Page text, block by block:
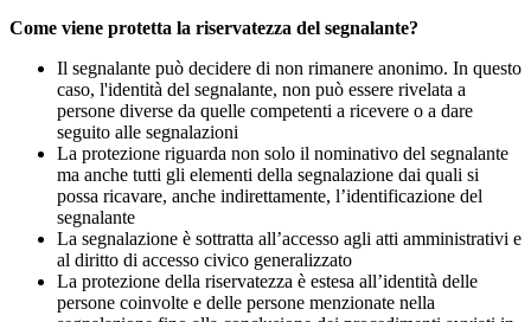
Come viene protetta la riservatezza del segnalante?
Il segnalante può decidere di non rimanere anonimo. In questo
caso, l'identità del segnalante, non può essere rivelata a
persone diverse da quelle competenti a ricevere o a dare
seguito alle segnalazioni
La protezione riguarda non solo il nominativo del segnalante
ma anche tutti gli elementi della segnalazione dai quali si
possa ricavare, anche indirettamente, l’identificazione del
segnalante
La segnalazione è sottratta all’accesso agli atti amministrativi e
al diritto di accesso civico generalizzato
La protezione della riservatezza è estesa all’identità delle
persone coinvolte e delle persone menzionate nella